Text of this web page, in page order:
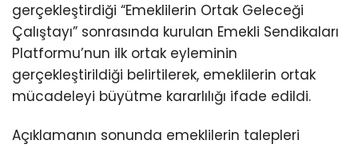
gerçekleştirdiği “Emeklilerin Ortak Geleceği
Çalıştayı” sonrasında kurulan Emekli Sendikaları
Platformu’nun ilk ortak eyleminin
gerçekleştirildiği belirtilerek, emeklilerin ortak
mücadeleyi büyütme kararlılığı ifade edildi.
Açıklamanın sonunda emeklilerin talepleri